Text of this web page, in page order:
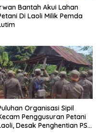
Bantah Akui Lahan
Di Laoli Milik Pemda
Organisasi Sipil
Penggusuran Petani
Desak Penghentian PSN